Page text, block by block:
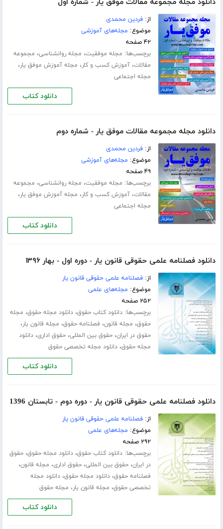
از:فردین محمدی
موضوع: مجله‌های آموزشی
۴۲ صفحه
برچسب‌ها: مجله موفقیت، مجله روانشناسی، مجموعه
مقالات،آموزش کسب و کار، مجله آموزش موفق یار،
مجله اجتماعی
دانلود کتاب
دانلود مجله مجموعه مقالات موفق یار - شماره دوم
از:فردین محمدی
موضوع: مجله‌های آموزشی
۴۹ صفحه
برچسب‌ها: مجله موفقیت، مجله روانشناسی، مجموعه
مقالات،آموزش کسب و کار، مجله آموزش موفق یار،
مجله اجتماعی
دانلود کتاب
دانلود فصلنامه علمی حقوقی قانون یار - دوره اول - بهار ۱۳۹۶
از:فصلنامه علمی حقوقی قانون یار
موضوع: مجله‌های علمی
۲۵۲ صفحه
برچسب‌ها:دانلود کتاب حقوق،دانلود مجله حقوق، مجله
حقوق، مجله قانون، فصلنامه حقوق، مجله قانون یار،
حقوق در ایران،حقوق بین المللی،حقوق اداری،دانلود
مجله حقوق،دانلود مجله تخصصی حقوق
دانلود کتاب
دانلود فصلنامه علمی حقوقی قانون یار - دوره دوم - تابستان 1396
از:فصلنامه علمی حقوقی قانون یار
موضوع: مجله‌های علمی
۲۹۲ صفحه
برچسب‌ها:دانلود کتاب حقوق،دانلود مجله حقوق،حقوق
در ایران،حقوق بین المللی،حقوق اداری، مجله قانون،
فصلنامه حقوق،دانلود مجله حقوق،دانلود مجله
تخصصی حقوق، مجله قانون یار، مجله حقوق
دانلود کتاب